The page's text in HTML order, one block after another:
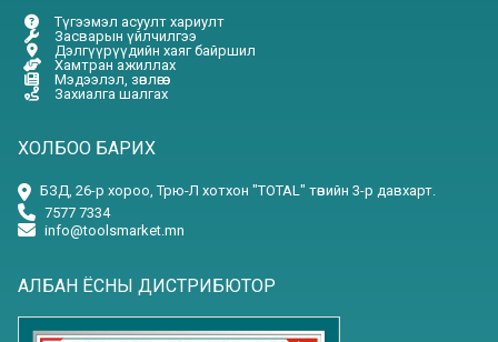
Түгээмэл асуулт хариулт
Засварын үйлчилгээ
Дэлгүүрүүдийн хаяг байршил
Хамтран ажиллах
Мэдээлэл, зөвлөгөө
Захиалга шалгах
ХОЛБОО БАРИХ
БЗД, 26-р хороо, Трю-Л хотхон "TOTAL" төвийн 3-р давхарт.
7577 7334
info@toolsmarket.mn
АЛБАН ЁСНЫ ДИСТРИБЮТОР